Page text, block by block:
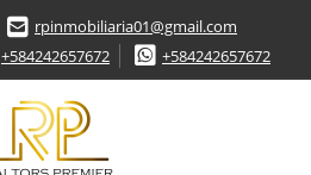
rpinmobiliaria01@gmail.com
+584242657672
+584242657672